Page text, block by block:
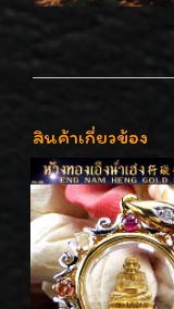
สินค้าเกี่ยวข้อง